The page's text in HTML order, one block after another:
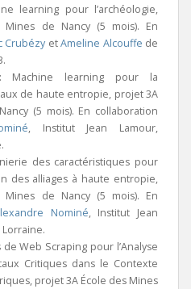
learning pour l’archéologie,
de Nancy (5 mois). En
Crubézy etAmeline Alcouffe de
: Machine learning pour la
de haute entropie, projet 3A
(5 mois). En collaboration
, Institut Jean Lamour,
des caractéristiques pour
des alliages à haute entropie,
de Nancy (5 mois). En
Nominé, Institut Jean
Web Scraping pour l’Analyse
Critiques dans le Contexte
projet 3A École des Mines